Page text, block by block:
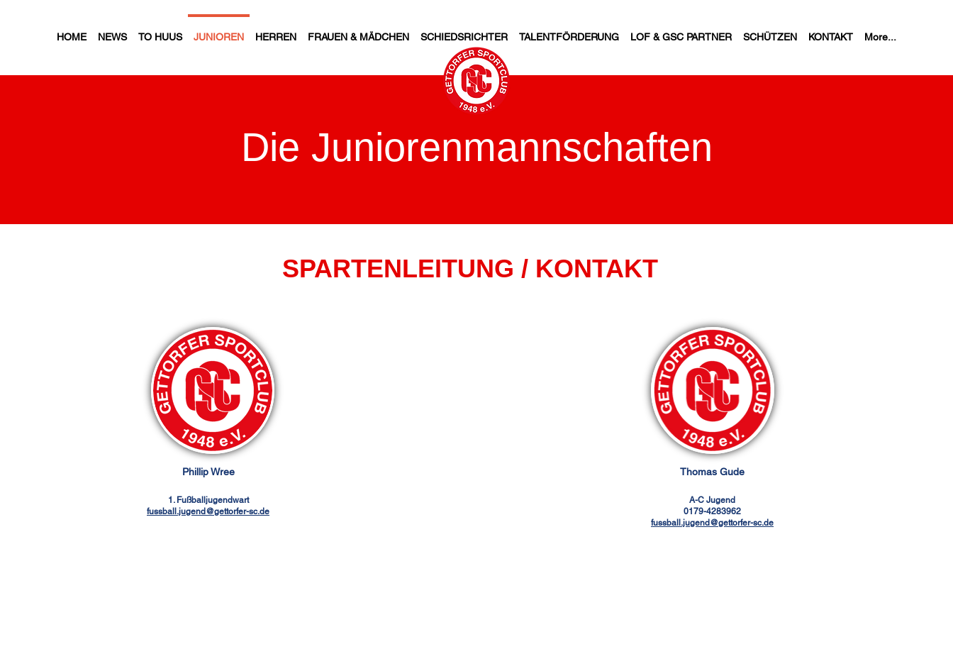
HOME NEWS TO HUUS JUNIOREN HERREN FRAUEN & MÄDCHEN SCHIEDSRICHTER TALENTFÖRDERUNG LOF & GSC PARTNER SCHÜTZEN KONTAKT More...
Die Juniorenmannschaften
SPARTENLEITUNG / KONTAKT
Phillip Wree
1. Fußballjugendwart
fussball.jugend@gettorfer-sc.de
Thomas Gude
A-C Jugend
0179-4283962
fussball.jugend@gettorfer-sc.de